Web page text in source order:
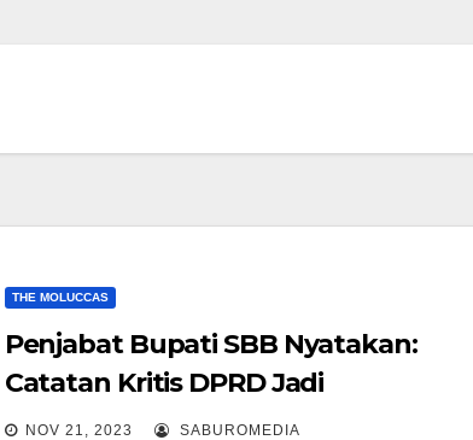
THE MOLUCCAS
Penjabat Bupati SBB Nyatakan:
Catatan Kritis DPRD Jadi
Momentum OPD Berbenah Untuk
NOV 21, 2023 SABUROMEDIA